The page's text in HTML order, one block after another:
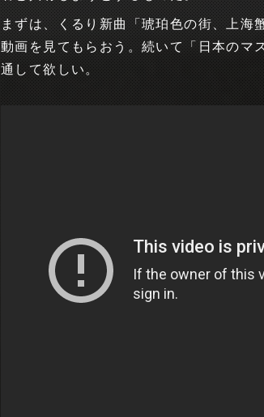
まずは、くるり新曲「琥珀色の街、上海
動画を見てもらおう。続いて「日本のマ
通して欲しい。